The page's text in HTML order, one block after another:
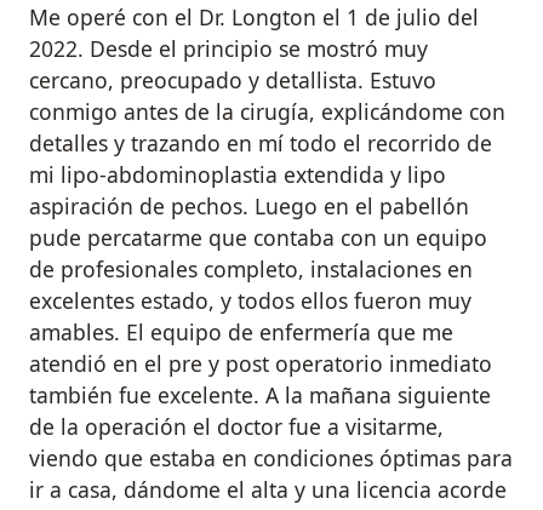
Me operé con el Dr. Longton el 1 de julio del
2022. Desde el principio se mostró muy
cercano, preocupado y detallista. Estuvo
conmigo antes de la cirugía, explicándome con
detalles y trazando en mí todo el recorrido de
mi lipo-abdominoplastia extendida y lipo
aspiración de pechos. Luego en el pabellón
pude percatarme que contaba con un equipo
de profesionales completo, instalaciones en
excelentes estado, y todos ellos fueron muy
amables. El equipo de enfermería que me
atendió en el pre y post operatorio inmediato
también fue excelente. A la mañana siguiente
de la operación el doctor fue a visitarme,
viendo que estaba en condiciones óptimas para
ir a casa, dándome el alta y una licencia acorde